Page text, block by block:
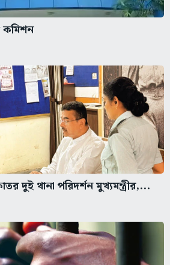
কমিশন
দুই থানা পরিদর্শন মুখ্যমন্ত্রীর,...